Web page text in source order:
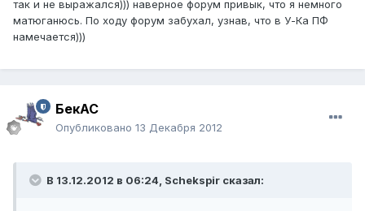
так и не выражался))) наверное форум привык, что я немного
матюганюсь. По ходу форум забухал, узнав, что в У-Ка ПФ
намечается)))
БекАС
Опубликовано 13 Декабря 2012
В 13.12.2012 в 06:24, Schekspir сказал: